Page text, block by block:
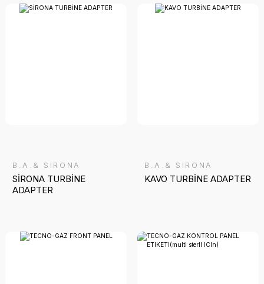
B.A.& SIRONA
SİRONA TURBİNE
ADAPTER
B.A.& SIRONA
KAVO TURBİNE ADAPTER